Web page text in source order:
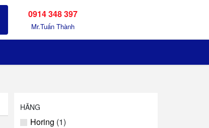
0914 348 397
Mr.Tuấn Thành
HÃNG
Horing (1)